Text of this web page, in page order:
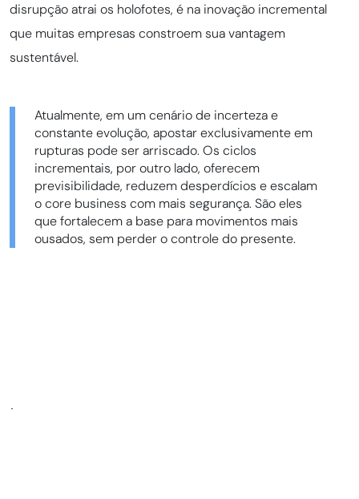
disrupção atrai os holofotes, é na inovação incremental
que muitas empresas constroem sua vantagem
sustentável.
Atualmente, em um cenário de incerteza e
constante evolução, apostar exclusivamente em
rupturas pode ser arriscado. Os ciclos
incrementais, por outro lado, oferecem
previsibilidade, reduzem desperdícios e escalam
o core business com mais segurança. São eles
que fortalecem a base para movimentos mais
ousados, sem perder o controle do presente.